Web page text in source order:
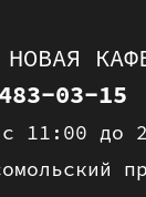
03-15
с 11:00 до